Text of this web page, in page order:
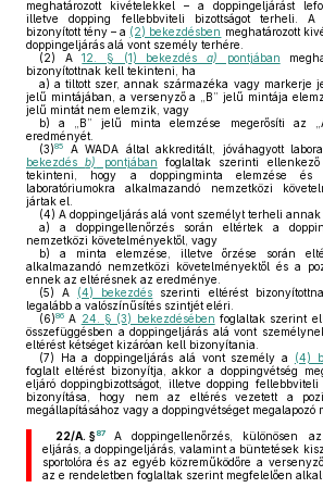
meghatározott kivételekkel – a doppingeljárást
illetve dopping fellebbviteli bizottságot terheli. A
bizonyított tény – a (2) bekezdésben meghatározott
doppingeljárás alá vont személy terhére.
(2) A12. § (1) bekezdésa) pontjában
bizonyítottnak kell tekinteni, ha
a) a tiltott szer, annak származéka vagy markerje
jelű mintájában, a versenyző a „B” jelű mintája
jelű mintát nem elemzik, vagy
b) a „B” jelű minta elemzése megerősíti az
eredményét.
(3)85 A WADA által akkreditált, jóváhagyott
bekezdésb) pontjában foglaltak szerinti
tekinteni, hogy a doppingminta elemzése és
laboratóriumokra alkalmazandó nemzetközi
jártak el.
(4) A doppingeljárás alá vont személyt terheli
a) a doppingellenőrzés során eltértek a
nemzetközi követelményektől, vagy
b) a minta elemzése, illetve őrzése során
alkalmazandó nemzetközi követelményektől és a
ennek az eltérésnek az eredménye.
(5) A (4) bekezdés szerinti eltérést
legalább a valószínűsítés szintjét eléri.
(6)86 A 24. § (3) bekezdésében foglaltak szerint
összefüggésben a doppingeljárás alá vont
eltérést kétséget kizáróan kell bizonyítania.
(7) Ha a doppingeljárás alá vont személy a (4)
foglalt eltérést bizonyítja, akkor a doppingvétség
eljáró doppingbizottságot, illetve dopping
bizonyítása, hogy nem az eltérés vezetett a
megállapításához vagy a doppingvétséget megalapozó
22/A. §87
A doppingellenőrzés, különösen
eljárás, a doppingeljárás, valamint a büntetések
sportolóra és az egyéb közreműködőre a
az e rendeletben foglaltak szerint megfelelően